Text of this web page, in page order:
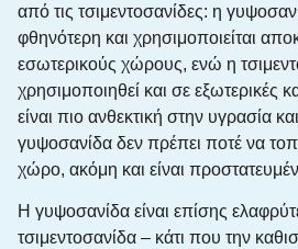
από τις τσιμεντοσανίδες: η
φθηνότερη και χρησιμοποιείται
εσωτερικούς χώρους, ενώ η
χρησιμοποιηθεί και σε εξωτερικές
είναι πιο ανθεκτική στην υγρασία
γυψοσανίδα δεν πρέπει ποτέ να
χώρο, ακόμη και είναι
Η γυψοσανίδα είναι επίσης
τσιμεντοσανίδα – κάτι που την